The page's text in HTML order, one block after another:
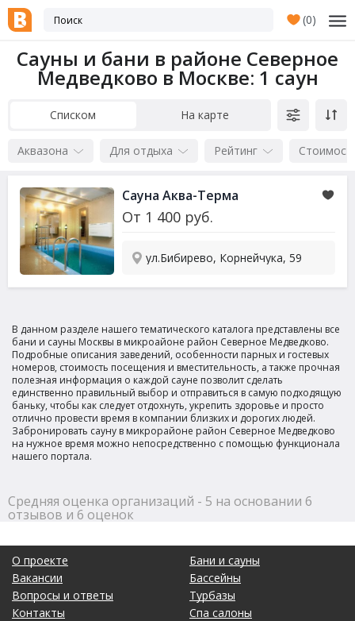
(0)
Сауны и бани в районе Северное
Медведково в Москве: 1 саун
Списком На карте
Аквазона Для отдыха Рейтинг
Сауна Аква-Терма
От 1 400 руб.
ул.Бибирево, Корнейчука, 59
В данном разделе нашего тематического каталога представлены все
бани и сауны Москвы в микроайоне район Северное Медведково.
Подробные описания заведений, особенности парных и гостевых
номеров, стоимость посещения и вместительность, а также прочная
полезная информация о каждой сауне позволит сделать
единственно правильный выбор и отправиться в самую подходящую
баньку, чтобы как следует отдохнуть, укрепить здоровье и просто
отлично провести время в компании близких и дорогих людей.
Забронировать сауну в микрорайоне район Северное Медведково
на нужное время можно непосредственно с помощью функционала
нашего портала.
Средняя оценка организаций - 5 на основании 6
отзывов и 6 оценок
О проекте
Вакансии
Вопросы и ответы
Контакты
Бани и сауны
Бассейны
Турбазы
Спа салоны